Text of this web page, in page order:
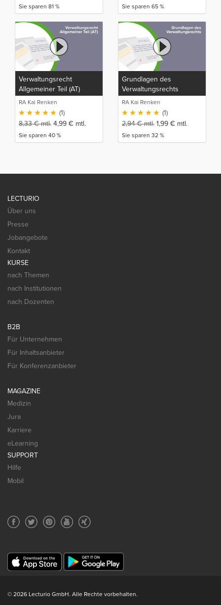
Sie sparen 81 % Sie sparen 65 %
Verwaltungsrecht
Allgemeiner Teil (AT)
RA Kai Renken
(1)
8,33€mtl. 4,99 € mtl.
Sie sparen 40 %
Grundlagen des
Verwaltungsrechts
RA Kai Renken
(1)
2,94€mtl. 1,99 € mtl.
Sie sparen 32 %
LECTURIO
Über uns
Presse
Jobangebote
Kontakt
KURSE
nach Themen
nach Institutionen
nach Dozenten
B2B
Für Unternehmen
Für Inhaltsanbieter
Für Konferenzanbieter
MAGAZINE
Medizin
Jura
Karriere
eLearning
SUPPORT
Hilfe
Mobil
© 2026 Lecturio GmbH. Alle Rechte vorbehalten.